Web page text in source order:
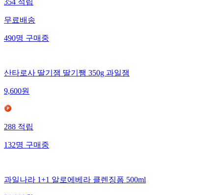
354적립
무료배송
490명구매중
산타로사 딸기잼 딸기쨈 350g 과일잼
9,600원
288적립
132명구매중
과일나라 1+1 알로에베라 클렌징폼 500ml